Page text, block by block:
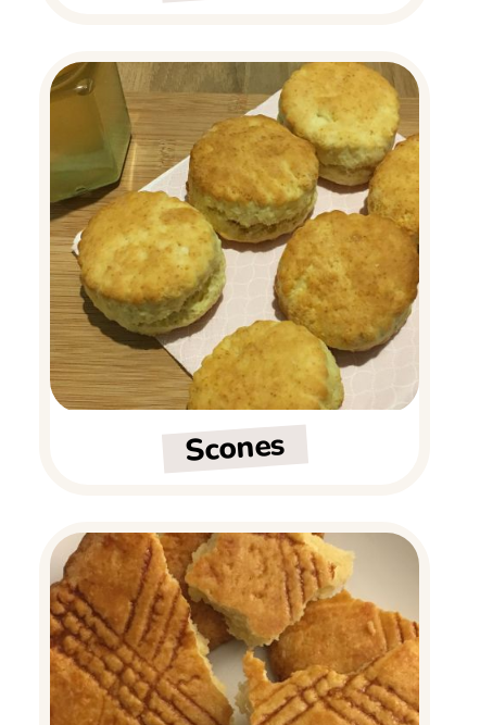
Scones